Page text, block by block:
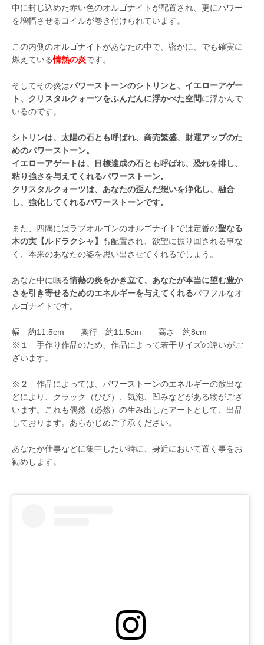
中に封じ込めた赤い色のオルゴナイトが配置され、更にパワー
を増幅させるコイルが巻き付けられています。
この内側のオルゴナイトがあなたの中で、密かに、でも確実に
燃えている情熱の炎です。
そしてその炎はパワーストーンのシトリンと、イエローアゲー
ト、クリスタルクォーツをふんだんに浮かべた空間に浮かんで
いるのです。
シトリンは、太陽の石とも呼ばれ、商売繁盛、財運アップのた
めのパワーストーン。
イエローアゲートは、目標達成の石とも呼ばれ、恐れを排し、
粘り強さを与えてくれるパワーストーン。
クリスタルクォーツは、あなたの歪んだ想いを浄化し、融合
し、強化してくれるパワーストーンです。
また、四隅にはラブオルゴンのオルゴナイトでは定番の聖なる
木の実【ルドラクシャ】
も配置され、欲望に振り回される事な
く、本来のあなたの姿を思い出させてくれるでしょう。
あなた中に眠る情熱の炎をかき立て、あなたが本当に望む豊か
さを引き寄せるためのエネルギーを与えてくれるパワフルなオ
ルゴナイトです。
幅 約11.5cm 奥行 約11.5cm 高さ 約8cm
※１ 手作り作品のため、作品によって若干サイズの違いがご
ざいます。
※２ 作品によっては、パワーストーンのエネルギーの放出な
どにより、クラック（ひび）、気泡、凹みなどがある物がござ
います。これも偶然（必然）の生み出したアートとして、出品
しております。あらかじめご了承ください。
あなたが仕事などに集中したい時に、身近において置く事をお
勧めします。